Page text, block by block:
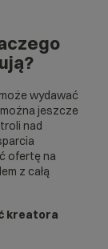
wydawać
jeszcze
nad
ofertę na
z całą
kreatora